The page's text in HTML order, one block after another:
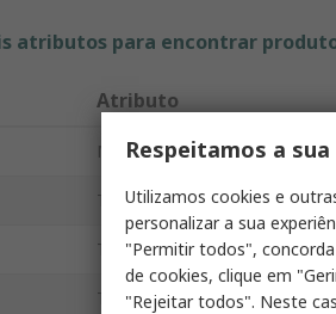
atributos para encontrar
Atributo
Marca
Tipo de producto
Tipo de accesorio
Tamaño
Respeitamos a
Utilizamos cookies e
personalizar a sua
"Permitir todos",
de cookies, clique em
"Rejeitar todos". Neste